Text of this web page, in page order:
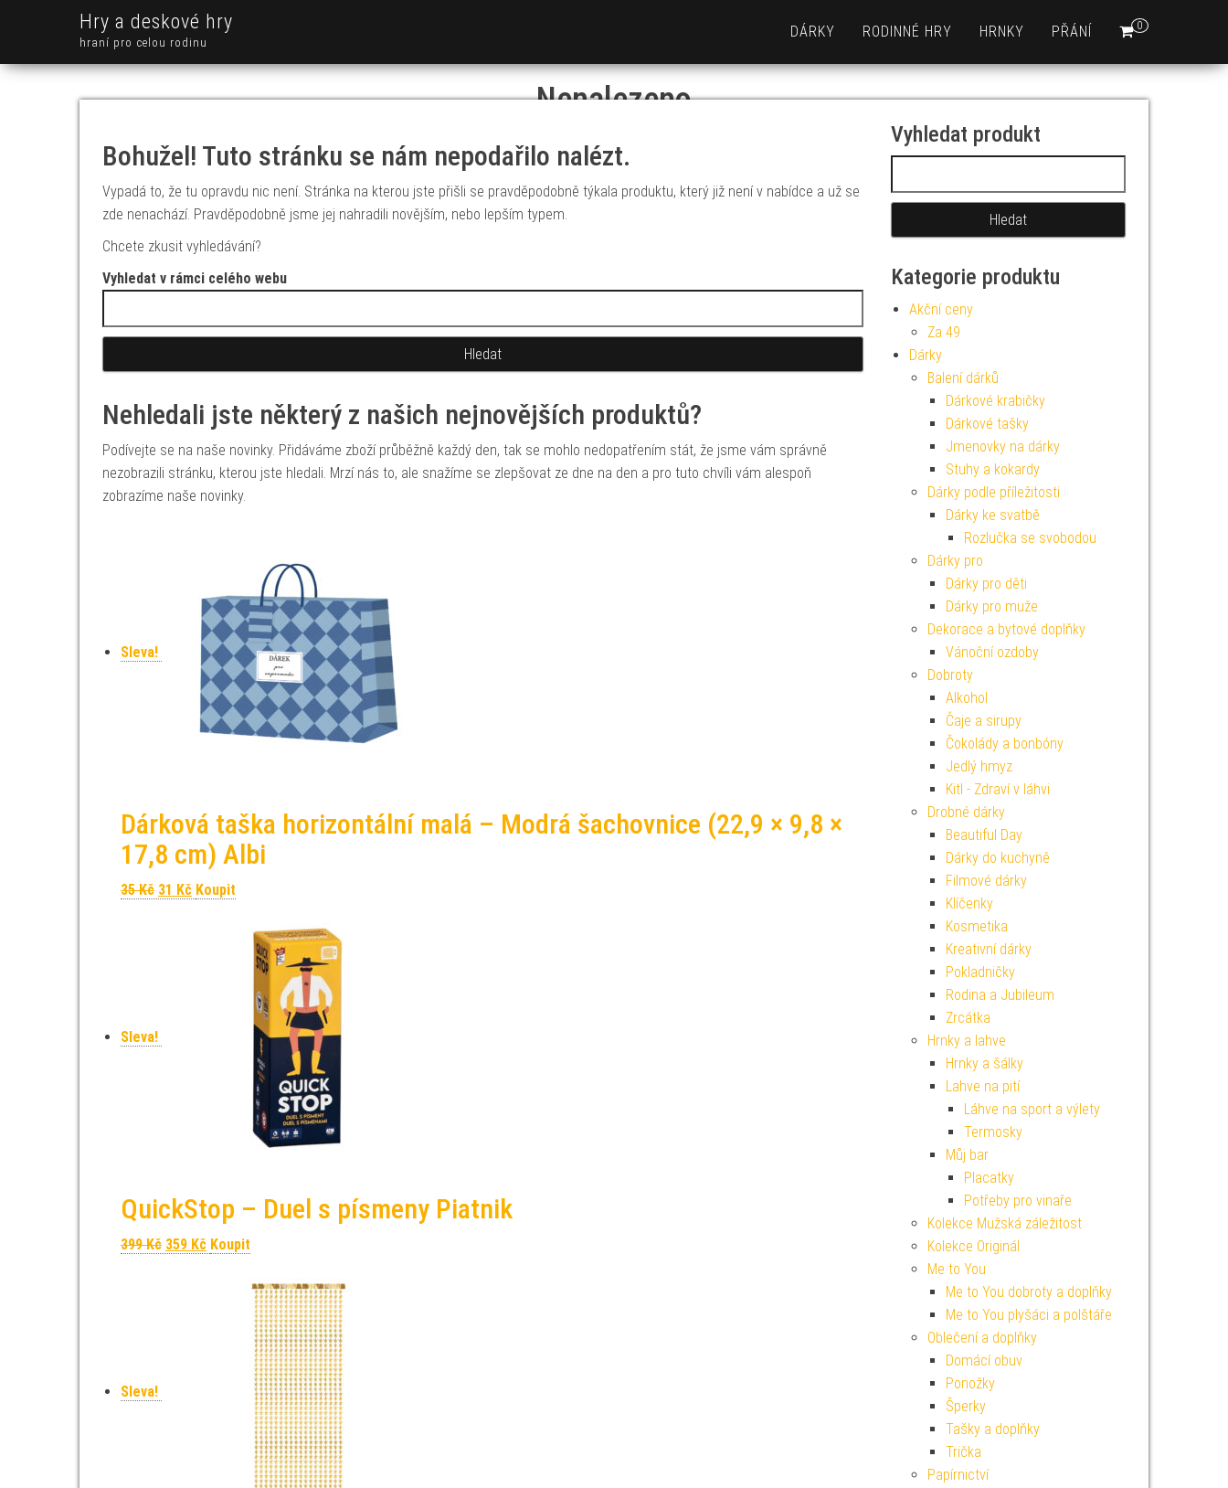
Hry a deskové hry
hraní pro celou rodinu
0
DÁRKY RODINNÉ HRY HRNKY PŘÁNÍ
Nenalezeno
Bohužel! Tuto stránku se nám nepodařilo nalézt.
Vypadá to, že tu opravdu nic není. Stránka na kterou jste přišli se pravděpodobně týkala produktu, který již není v nabídce a už se
zde nenachází. Pravděpodobně jsme jej nahradili novějším, nebo lepším typem.
Chcete zkusit vyhledávání?
Vyhledat v rámci celého webu
Nehledali jste některý z našich nejnovějších produktů?
Podívejte se na naše novinky. Přidáváme zboží průběžně každý den, tak se mohlo nedopatřením stát, že jsme vám správně
nezobrazili stránku, kterou jste hledali. Mrzí nás to, ale snažíme se zlepšovat ze dne na den a pro tuto chvíli vám alespoň
zobrazíme naše novinky.
Sleva!
Dárková taška horizontální malá – Modrá šachovnice (22,9 × 9,8 ×
17,8 cm) Albi
35Kč Původní cena byla: 35 Kč.
31 KčAktuální cena je: 31 Kč.
Koupit
Sleva!
QuickStop – Duel s písmeny Piatnik
399Kč Původní cena byla: 399 Kč.
359 KčAktuální cena je: 359 Kč.
Koupit
Sleva!
Vyhledat produkt
Kategorie produktu
Akční ceny
Za 49
Dárky
Balení dárků
Dárkové krabičky
Dárkové tašky
Jmenovky na dárky
Stuhy a kokardy
Dárky podle příležitosti
Dárky ke svatbě
Rozlučka se svobodou
Dárky pro
Dárky pro děti
Dárky pro muže
Dekorace a bytové doplňky
Vánoční ozdoby
Dobroty
Alkohol
Čaje a sirupy
Čokolády a bonbóny
Jedlý hmyz
Kitl - Zdraví v láhvi
Drobné dárky
Beautiful Day
Dárky do kuchyně
Filmové dárky
Klíčenky
Kosmetika
Kreativní dárky
Pokladničky
Rodina a Jubileum
Zrcátka
Hrnky a lahve
Hrnky a šálky
Lahve na pití
Láhve na sport a výlety
Termosky
Můj bar
Placatky
Potřeby pro vinaře
Kolekce Mužská záležitost
Kolekce Originál
Me to You
Me to You dobroty a doplňky
Me to You plyšáci a polštáře
Oblečení a doplňky
Domácí obuv
Ponožky
Šperky
Tašky a doplňky
Trička
Papírnictví